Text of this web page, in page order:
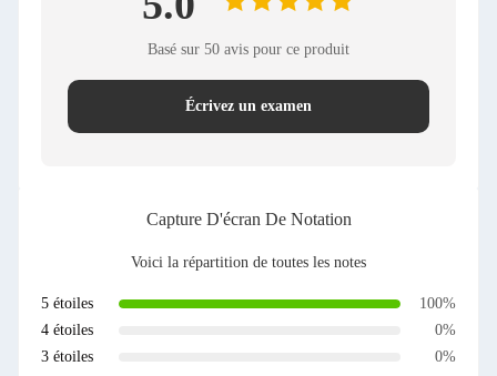
Basé sur 50 avis pour ce produit
Écrivez un examen
Capture D'écran De Notation
Voici la répartition de toutes les notes
5 étoiles
100%
4 étoiles
0%
3 étoiles
0%